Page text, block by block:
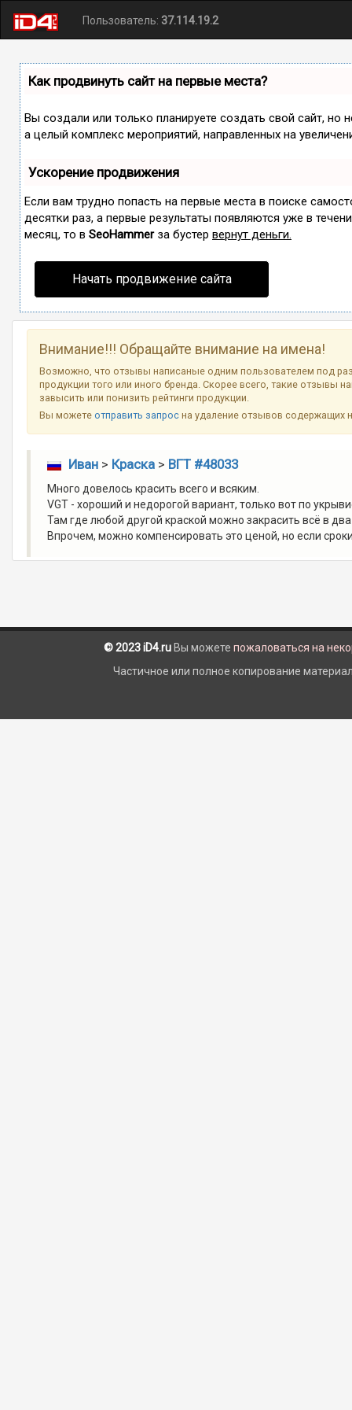
Пользователь: 37.114.19.2
Как продвинуть сайт на первые места?
Вы создали или только планируете создать свой сайт, но
а целый комплекс мероприятий, направленных на
Ускорение продвижения
Если вам трудно попасть на первые места в поиске
десятки раз, а первые результаты появляются уже в
месяц, то в SeoHammerза бустер вернут деньги.
Начать продвижение сайта
Внимание!!! Обращайте внимание на имена!
Возможно, что отзывы написаные одним пользователем под
продукции того или иного бренда. Скорее всего, такие отзывы
завысить или понизить рейтинги продукции.
Вы можетеотправить запрос на удаление отзывов
Иван> Краска> ВГТ #48033
Много довелось красить всего и всяким.
VGT - хороший и недорогой вариант, только вот по
Там где любой другой краской можно закрасить всё в
Впрочем, можно компенсировать это ценой, но если
© 2023 iD4.ru Вы можете пожаловаться на
Частичное или полное копирование